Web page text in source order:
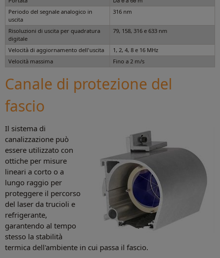
Periodo del segnale analogico in
uscita
316 nm
Risoluzioni di uscita per quadratura
digitale
79, 158, 316 e 633 nm
Velocità di aggiornamento dell'uscita
1, 2, 4, 8 e 16 MHz
Velocità massima
Fino a 2 m/s
Canale di protezione del
fascio
Il sistema di
canalizzazione può
essere utilizzato con
ottiche per misure
lineari a corto o a
lungo raggio per
proteggere il percorso
del laser da trucioli e
refrigerante,
garantendo al tempo
stesso la stabilità
termica dell'ambiente in cui passa il fascio.